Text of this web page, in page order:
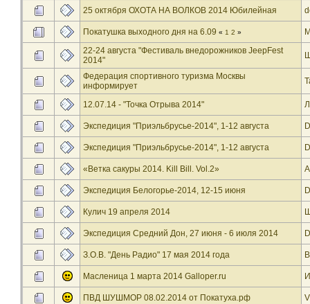
25 октября ОХОТА НА ВОЛКОВ 2014 Юбилейная
Покатушка выходного дня на 6.09 « 1 2 »
22-24 августа "Фестиваль внедорожников JeepFest
2014"
Федерация спортивного туризма Москвы
информирует
12.07.14 - "Точка Отрыва 2014"
Экспедиция "Приэльбрусье-2014", 1-12 августа
Экспедиция "Приэльбрусье-2014", 1-12 августа
«Ветка сакуры 2014. Kill Bill. Vol.2»
Экспедиция Белогорье-2014, 12-15 июня
Кулич 19 апреля 2014
Экспедиция Средний Дон, 27 июня - 6 июля 2014
З.О.В. "День Радио" 17 мая 2014 года
Масленица 1 марта 2014 Galloper.ru
ПВД ШУШМОР 08.02.2014 от Покатуха.рф